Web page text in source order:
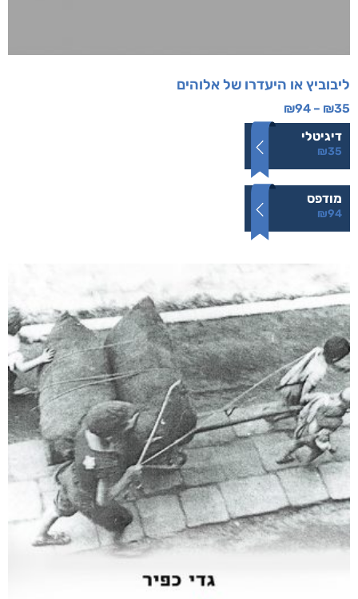
ליבוביץ או היעדרו של אלוהים
₪35
–
₪94
דיגיטלי
₪35
מודפס
₪94